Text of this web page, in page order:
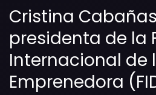
Cristina
presidenta de la
Internacional de
Emprenedora